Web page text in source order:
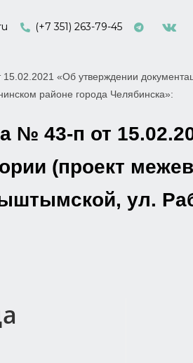
(+7 351) 263-79-45
«Об утверждении
районе города Челябинска»:
№ 43-п от
(проект
ул.